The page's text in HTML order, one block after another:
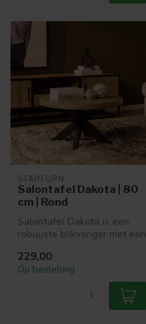
STARFURN
Salontafel Dakota | 80
cm | Rond
Salontafel Dakota is een
robuuste blikvanger met een
229,00
Op bestelling